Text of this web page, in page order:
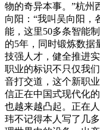
物的奇异本事。”杭州
向阳：“我叫吴向阳，
能，这里50多条智能
的5年，同时锻炼数据
技强人才，健全推进
职业的标识不只仅我
音打交道，这个新职
信正在中国式现代化
也越来越凸起。正在
玮不记得本人写了几